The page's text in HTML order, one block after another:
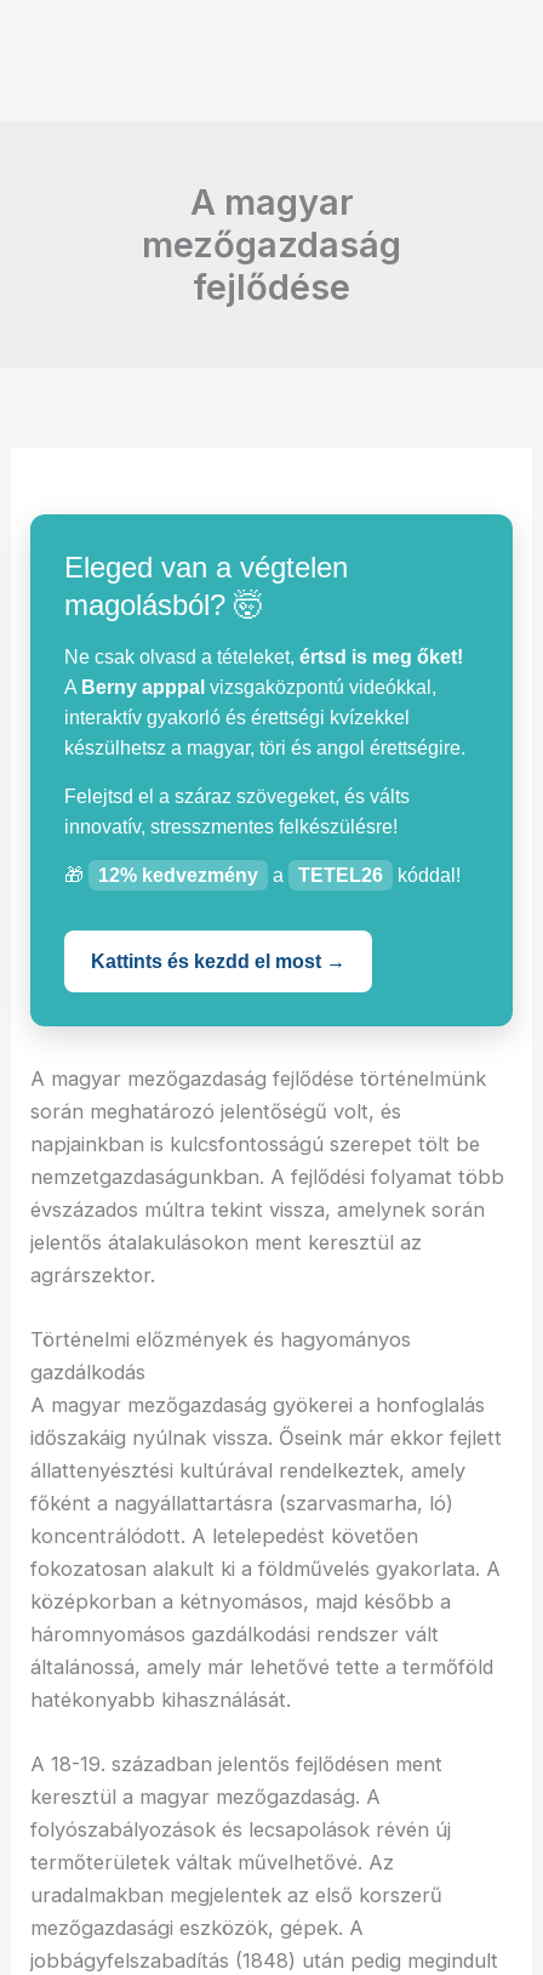
A magyar
mezőgazdaság
fejlődése
Eleged van a végtelen
magolásból? 🤯
Ne csak olvasd a tételeket,értsd is meg őket!
A Berny apppal vizsgaközpontú videókkal,
interaktív gyakorló és érettségi kvízekkel
készülhetsz a magyar, töri és angol érettségire.
Felejtsd el a száraz szövegeket, és válts
innovatív, stresszmentes felkészülésre!
🎁 12% kedvezmény a TETEL26 kóddal!
Kattints és kezdd el most →
A magyar mezőgazdaság fejlődése történelmünk
során meghatározó jelentőségű volt, és
napjainkban is kulcsfontosságú szerepet tölt be
nemzetgazdaságunkban. A fejlődési folyamat több
évszázados múltra tekint vissza, amelynek során
jelentős átalakulásokon ment keresztül az
agrárszektor.
Történelmi előzmények és hagyományos
gazdálkodás
A magyar mezőgazdaság gyökerei a honfoglalás
időszakáig nyúlnak vissza. Őseink már ekkor fejlett
állattenyésztési kultúrával rendelkeztek, amely
főként a nagyállattartásra (szarvasmarha, ló)
koncentrálódott. A letelepedést követően
fokozatosan alakult ki a földművelés gyakorlata. A
középkorban a kétnyomásos, majd később a
háromnyomásos gazdálkodási rendszer vált
általánossá, amely már lehetővé tette a termőföld
hatékonyabb kihasználását.
A 18-19. században jelentős fejlődésen ment
keresztül a magyar mezőgazdaság. A
folyószabályozások és lecsapolások révén új
termőterületek váltak művelhetővé. Az
uradalmakban megjelentek az első korszerű
mezőgazdasági eszközök, gépek. A
jobbágyfelszabadítás (1848) után pedig megindult